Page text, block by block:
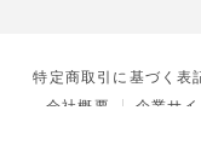
特定商取引に基づく表
会社概要
企業サイ